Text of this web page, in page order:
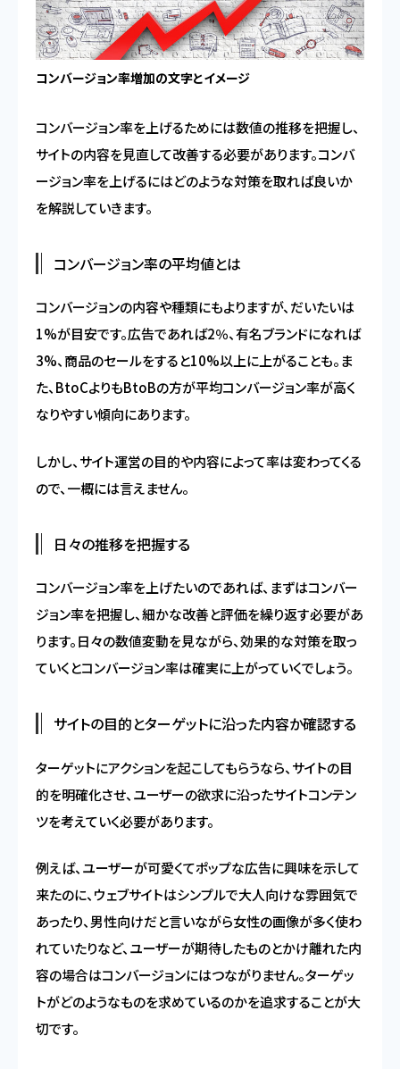
コンバージョン率増加の文字とイメージ
コンバージョン率を上げるためには数値の推移を把握し、
サイトの内容を見直して改善する必要があります。コンバ
ージョン率を上げるにはどのような対策を取れば良いか
を解説していきます。
コンバージョン率の平均値とは
コンバージョンの内容や種類にもよりますが、だいたいは
1%が目安です。広告であれば2％、有名ブランドになれば
3%、商品のセールをすると10%以上に上がることも。ま
た、BtoCよりもBtoBの方が平均コンバージョン率が高く
なりやすい傾向にあります。
しかし、サイト運営の目的や内容によって率は変わってくる
ので、一概には言えません。
日々の推移を把握する
コンバージョン率を上げたいのであれば、まずはコンバー
ジョン率を把握し、細かな改善と評価を繰り返す必要があ
ります。日々の数値変動を見ながら、効果的な対策を取っ
ていくとコンバージョン率は確実に上がっていくでしょう。
サイトの目的とターゲットに沿った内容か確認する
ターゲットにアクションを起こしてもらうなら、サイトの目
的を明確化させ、ユーザーの欲求に沿ったサイトコンテン
ツを考えていく必要があります。
例えば、ユーザーが可愛くてポップな広告に興味を示して
来たのに、ウェブサイトはシンプルで大人向けな雰囲気で
あったり、男性向けだと言いながら女性の画像が多く使わ
れていたりなど、ユーザーが期待したものとかけ離れた内
容の場合はコンバージョンにはつながりません。ターゲッ
トがどのようなものを求めているのかを追求することが大
切です。